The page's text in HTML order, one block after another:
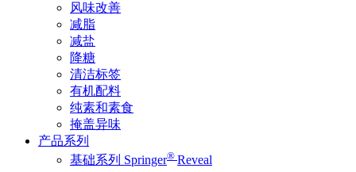
风味改善
减脂
减盐
降糖
清洁标签
有机配料
纯素和素食
掩盖异味
产品系列
基础系列 Springer® Reveal